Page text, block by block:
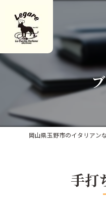
岡山県玉野市のイタリアン
手打